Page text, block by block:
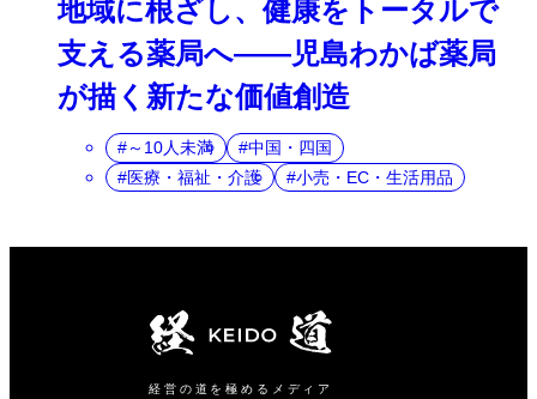
地域に根ざし、健康をトータルで
支える薬局へ――児島わかば薬局
が描く新たな価値創造
～10人未満
中国・四国
医療・福祉・介護
小売・EC・生活用品
経営の道を極めるメディア